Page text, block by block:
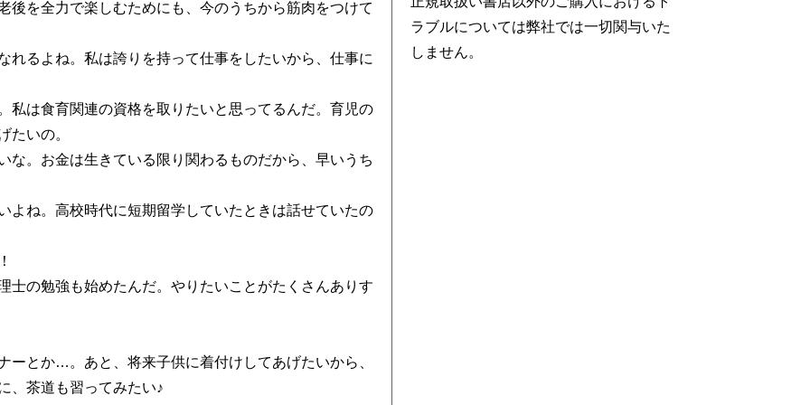
後を全力で楽しむためにも、今のうちから筋肉をつけて
れるよね。私は誇りを持って仕事をしたいから、仕事に
私は食育関連の資格を取りたいと思ってるんだ。育児の
たいの。
な。お金は生きている限り関わるものだから、早いうち
よね。高校時代に短期留学していたときは話せていたの
士の勉強も始めたんだ。やりたいことがたくさんありす
ーとか…。あと、将来子供に着付けしてあげたいから、
、茶道も習ってみたい♪
ラブルについては弊社では一切関与いた
しません。